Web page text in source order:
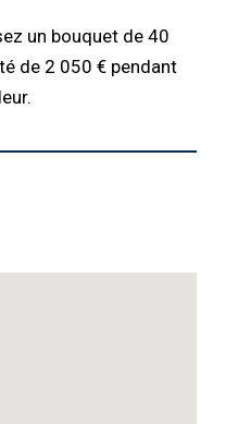
un bouquet de 40
de 2 050 € pendant